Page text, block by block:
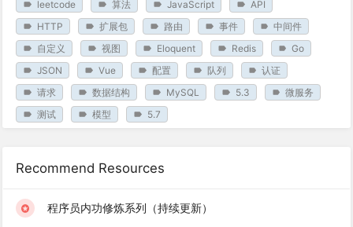
leetcode
算法 JavaScript
API
HTTP
扩展包 路由 事件
中间件
自定义
视图 Eloquent Redis
Go
JSON
Vue 配置 队列
认证
请求
数据结构 MySQL 5.3
微服务
测试
模型 5.7
Recommend Resources
程序员内功修炼系列（持续更新）